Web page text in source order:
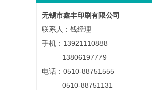
无锡市鑫丰印刷有限公司
联系人：钱经理
手机：13921110888
13806197779
电话：0510-88751555
0510-88751131